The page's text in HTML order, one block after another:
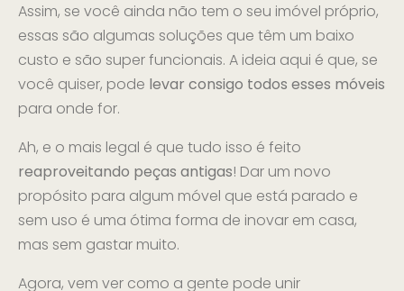
Assim, se você ainda não tem o seu imóvel próprio,
essas são algumas soluções que têm um baixo
custo e são super funcionais. A ideia aqui é que, se
você quiser, pode levar consigo todos esses móveis
para onde for.
Ah, e o mais legal é que tudo isso é feito
reaproveitando peças antigas! Dar um novo
propósito para algum móvel que está parado e
sem uso é uma ótima forma de inovar em casa,
mas sem gastar muito.
Agora, vem ver como a gente pode unir